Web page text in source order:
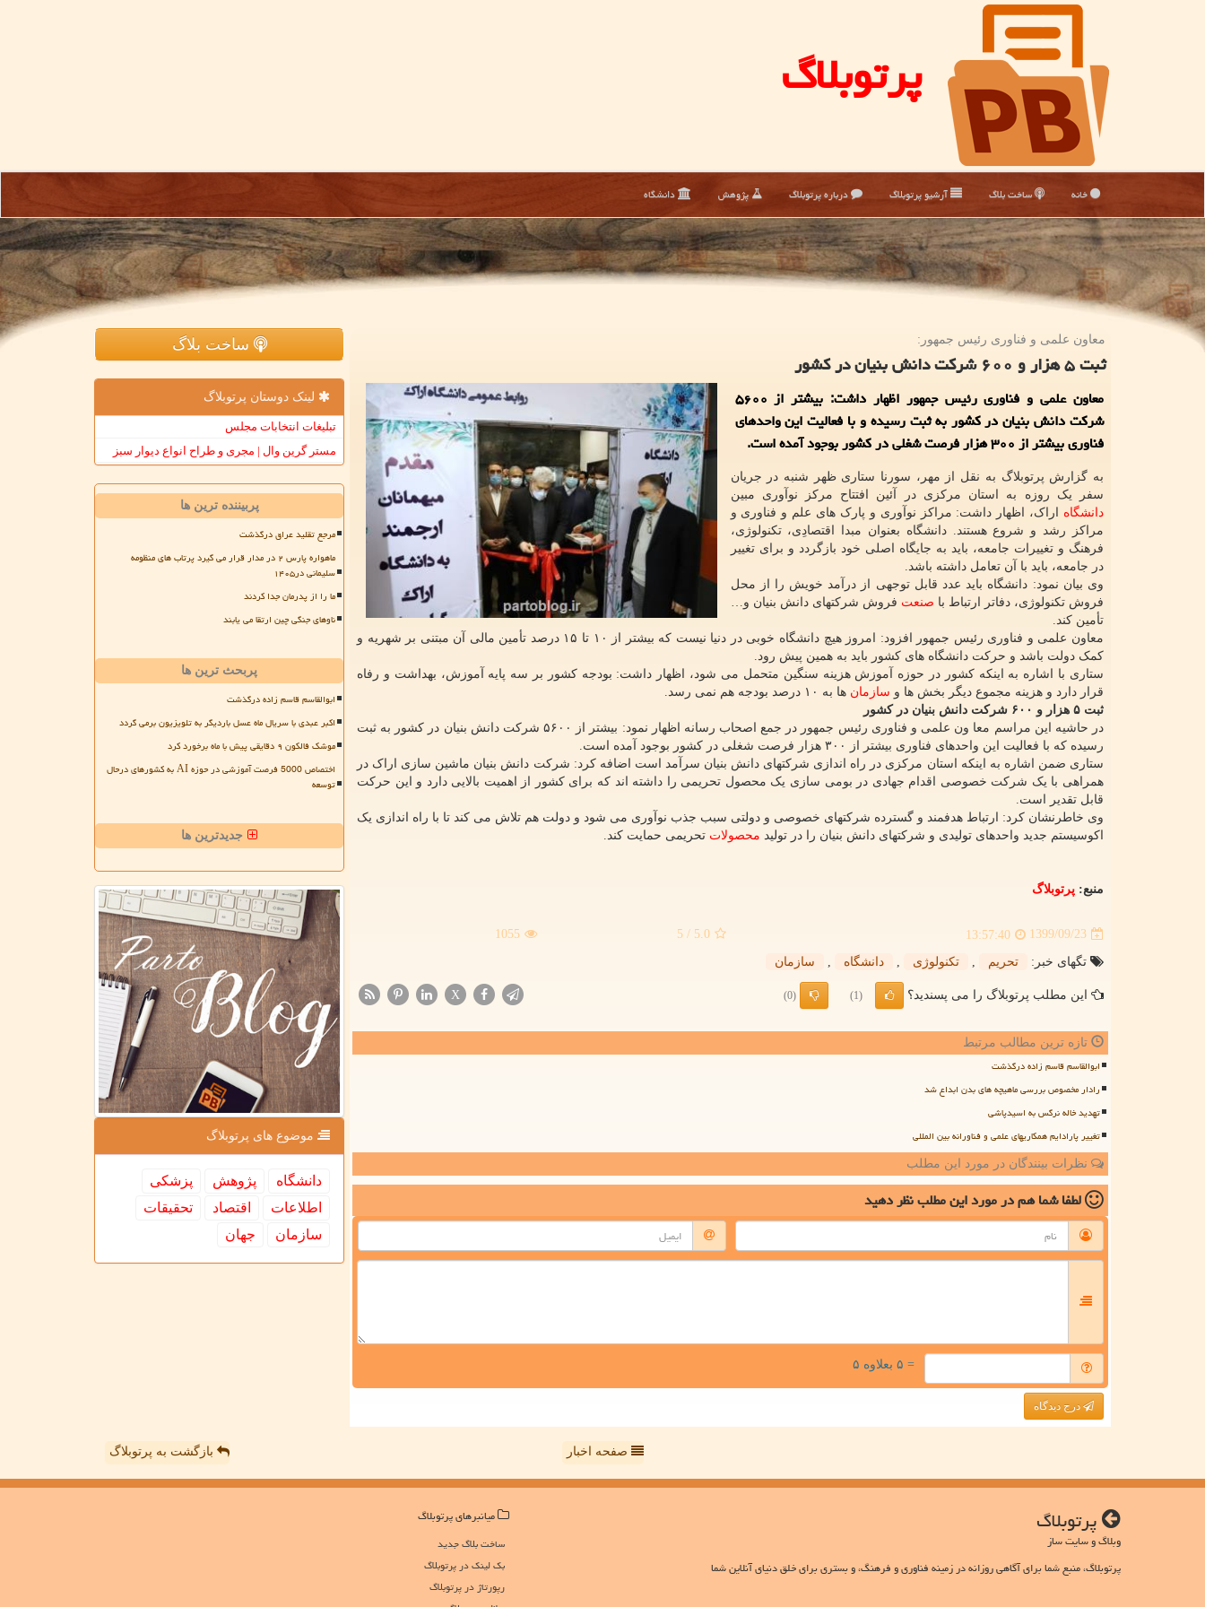
پرتوبلاگ
خانه ساخت بلاگ آرشیو پرتوبلاگ درباره پرتوبلاگ پژوهش دانشگاه
معاون علمی و فناوری رئیس جمهور:
ثبت ۵ هزار و ۶۰۰ شركت دانش بنیان در كشور
معاون علمی و فناوری رئیس جمهور اظهار داشت: بیشتر از ۵۶۰۰
شرکت دانش بنیان در کشور به ثبت رسیده و با فعالیت این واحدهای
فناوری بیشتر از ۳۰۰ هزار فرصت شغلی در کشور بوجود آمده است.
به گزارش پرتوبلاگ به نقل از مهر، سورنا ستاری ظهر شنبه در جریان
سفر یک روزه به استان مرکزی در آئین افتتاح مرکز نوآوری مبین
دانشگاه اراک، اظهار داشت: مراکز نوآوری و پارک های علم و فناوری و
مراکز رشد و شروع هستند. دانشگاه بعنوان مبدا اقتصادِی، تکنولوژی،
فرهنگ و تغییرات جامعه، باید به جایگاه اصلی خود بازگردد و برای تغییر
در جامعه، باید با آن تعامل داشته باشد.
وی بیان نمود: دانشگاه باید عدد قابل توجهی از درآمد خویش را از محل
فروش تکنولوژی، دفاتر ارتباط با صنعت فروش شرکتهای دانش بنیان و…
تأمین کند.
معاون علمی و فناوری رئیس جمهور افزود: امروز هیچ دانشگاه خوبی در دنیا نیست که بیشتر از ۱۰ تا ۱۵ درصد تأمین مالی آن مبتنی بر شهریه و
کمک دولت باشد و حرکت دانشگاه های کشور باید به همین پیش رود.
ستاری با اشاره به اینکه کشور در حوزه آموزش هزینه سنگین متحمل می شود، اظهار داشت: بودجه کشور بر سه پایه آموزش، بهداشت و رفاه
قرار دارد و هزینه مجموع دیگر بخش ها و سازمان ها به ۱۰ درصد بودجه هم نمی رسد.
ثبت ۵ هزار و ۶۰۰ شرکت دانش بنیان در کشور
در حاشیه این مراسم معا ون علمی و فناوری رئیس جمهور در جمع اصحاب رسانه اظهار نمود: بیشتر از ۵۶۰۰ شرکت دانش بنیان در کشور به ثبت
رسیده که با فعالیت این واحدهای فناوری بیشتر از ۳۰۰ هزار فرصت شغلی در کشور بوجود آمده است.
ستاری ضمن اشاره به اینکه استان مرکزی در راه اندازی شرکتهای دانش بنیان سرآمد است اضافه کرد: شرکت دانش بنیان ماشین سازی اراک در
همراهی با یک شرکت خصوصی اقدام جهادی در بومی سازی یک محصول تحریمی را داشته اند که برای کشور از اهمیت بالایی دارد و این حرکت
قابل تقدیر است.
وی خاطرنشان کرد: ارتباط هدفمند و گسترده شرکتهای خصوصی و دولتی سبب جذب نوآوری می شود و دولت هم تلاش می کند تا با راه اندازی یک
اکوسیستم جدید واحدهای تولیدی و شرکتهای دانش بنیان را در تولید محصولات تحریمی حمایت کند.
منبع: پرتوبلاگ
1399/09/23
13:57:40
5.0
/ 5
1055
تگهای خبر: تحریم , تكنولوژی , دانشگاه , سازمان
این مطلب پرتوبلاگ را می پسندید؟ (1)
(0)
X
تازه ترین مطالب مرتبط
ابوالقاسم قاسم زاده درگذشت
رادار مخصوص بررسی ماهیچه های بدن ابداع شد
تهدید خاله نرگس به اسیدپاشی
تغییر پارادایم همکاریهای علمی و فناورانه بین المللی
نظرات بینندگان در مورد این مطلب
لطفا شما همدر مورد این مطلبنظر دهید
= ۵ بعلاوه ۵
درج دیدگاه
ساخت بلاگ
لینک دوستان پرتوبلاگ
تبلیغات انتخابات مجلس
مستر گرین وال | مجری و طراح انواع دیوار سبز
پربیننده ترین ها
مرجع تقلید عراق درگذشت
ماهواره پارس ۲ در مدار قرار می گیرد پرتاب های منظومه
سلیمانی در۱۴۰۵
ما را از پدرمان جدا کردند
ناوهای جنگی چین ارتقا می یابند
پربحث ترین ها
ابوالقاسم قاسم زاده درگذشت
اکبر عبدی با سریال ماه عسل باردیگر به تلویزیون برمی گردد
موشک فالکون ۹ دقایقی پیش با ماه برخورد کرد
اختصاص 5000 فرصت آموزشی در حوزه AI به کشورهای درحال
توسعه
جدیدترین ها
موضوع های پرتوبلاگ
دانشگاه پژوهش
پزشكی
اطلاعات
اقتصاد
تحقیقات
سازمان
جهان
صفحه اخبار بازگشت به پرتوبلاگ
پرتوبلاگ
وبلاگ و سایت ساز
پرتوبلاگ، منبع شما برای آگاهی روزانه در زمینه فناوری و فرهنگ، و بستری برای خلق دنیای آنلاین شما
میانبرهای پرتوبلاگ
ساخت بلاگ جدید
بک لینک در پرتوبلاگ
رپورتاژ در پرتوبلاگ